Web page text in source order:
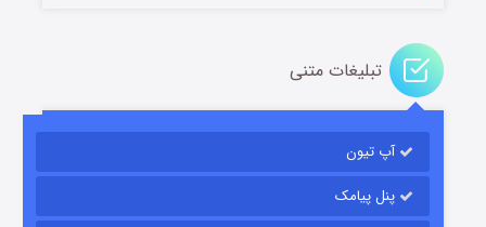
تبلیغات متنی
آپ تیون
پنل پیامک